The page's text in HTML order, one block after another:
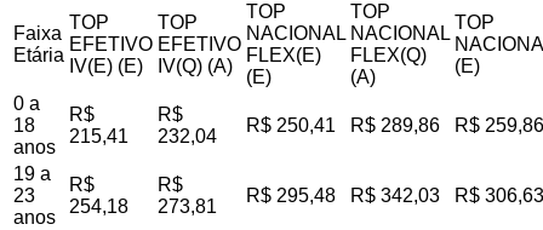
Faixa
Etária
TOP
EFETIVO
IV(E) (E)
TOP
EFETIVO
IV(Q) (A)
TOP
NACIONAL
FLEX(E)
(E)
TOP
NACIONAL
FLEX(Q)
(A)
TOP
(E)
0 a
18
anos
R$
215,41
R$
232,04
R$ 250,41 R$ 289,86 R$ 259,86
19 a
23
anos
R$
254,18
R$
273,81
R$ 295,48 R$ 342,03 R$ 306,63